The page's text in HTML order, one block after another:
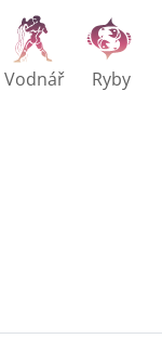
Vodnář Ryby